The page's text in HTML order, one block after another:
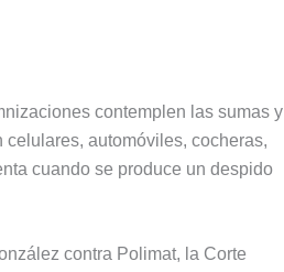
contemplen las sumas y
automóviles, cocheras,
cuando se produce un despido
contra Polimat, la Corte